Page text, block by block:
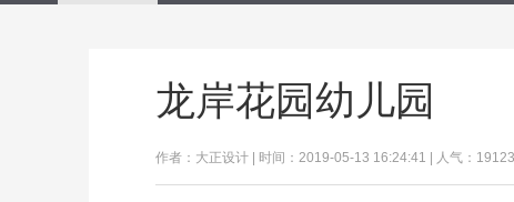
龙岸花园幼儿园
作者：大正设计 | 时间：2019-05-13 16:24:41 | 人气：19123